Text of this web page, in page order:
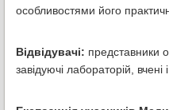
особливостями його
Відвідувачі: представники
завідуючі лабораторій, вчені